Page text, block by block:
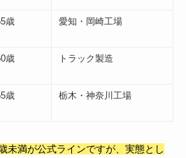
歳 愛知・岡崎工場
歳 トラック製造
歳 栃木・神奈川工場
未満が公式ラインですが、実態とし